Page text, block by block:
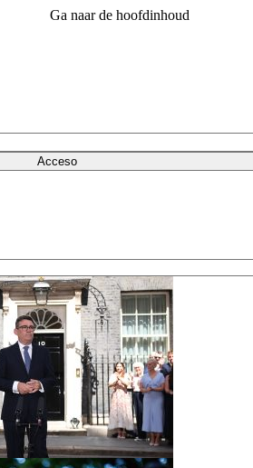
Ga naar de hoofdinhoud
Acceso